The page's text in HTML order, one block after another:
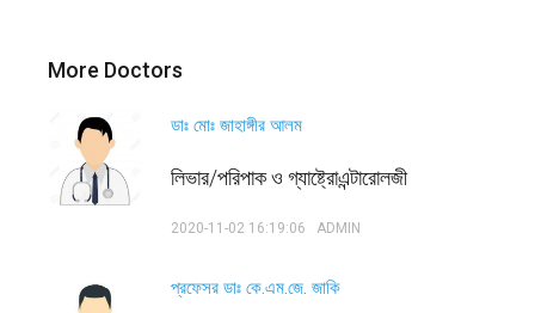
More Doctors
ডাঃ মোঃ জাহাঙ্গীর আলম
লিভার/পরিপাক ও গ্যাষ্ট্রোএন্টারোলজী
2020-11-02 16:19:06 ADMIN
প্রফেসর ডাঃ কে.এম.জে. জাকি